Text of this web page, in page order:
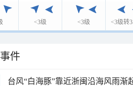
<3级 <3级 <3级转
件
台风“白海豚”靠近浙闽沿海风雨渐